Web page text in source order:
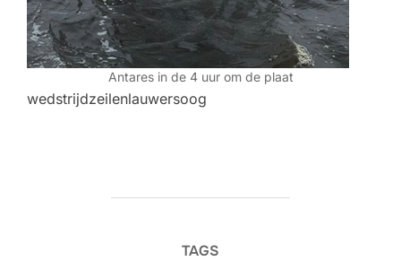
Antares in de 4 uur om de plaat
wedstrijdzeilenlauwersoog
TAGS